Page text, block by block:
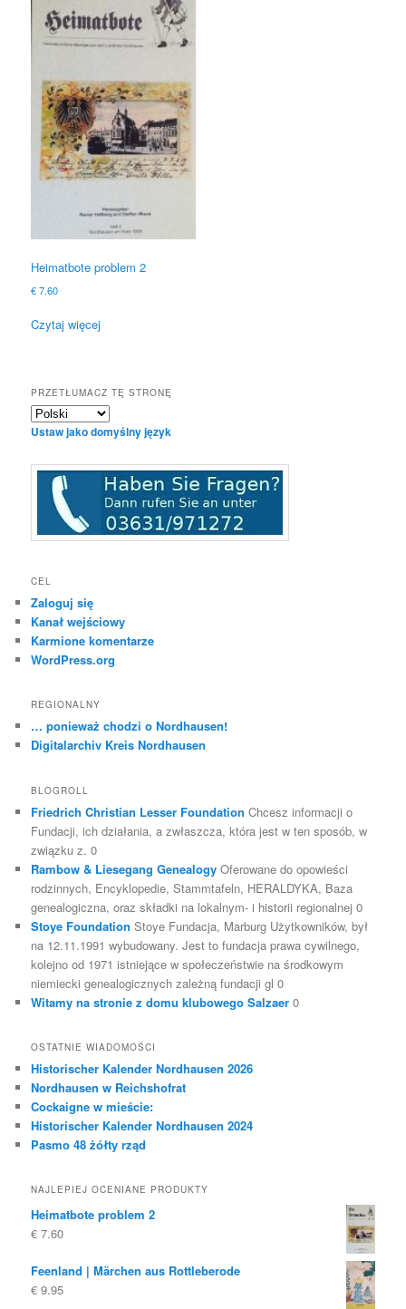
Heimatbote problem 2
€7.60
Czytaj więcej
PRZETŁUMACZ TĘ STRONĘ
Ustaw jako domyślny język
CEL
Zaloguj się
Kanał wejściowy
Karmione komentarze
WordPress.org
REGIONALNY
… ponieważ chodzi o Nordhausen!
Digitalarchiv Kreis Nordhausen
BLOGROLL
Friedrich Christian Lesser Foundation Chcesz informacji o
Fundacji, ich działania, a zwłaszcza, która jest w ten sposób, w
związku z. 0
Rambow & Liesegang Genealogy Oferowane do opowieści
rodzinnych, Encyklopedie, Stammtafeln, HERALDYKA, Baza
genealogiczna, oraz składki na lokalnym- i historii regionalnej 0
Stoye Foundation Stoye Fundacja, Marburg Użytkowników, był
na 12.11.1991 wybudowany. Jest to fundacja prawa cywilnego,
kolejno od 1971 istniejące w społeczeństwie na środkowym
niemiecki genealogicznych zależną fundacji gl 0
Witamy na stronie z domu klubowego Salzaer 0
OSTATNIE WIADOMOŚCI
Historischer Kalender Nordhausen 2026
Nordhausen w Reichshofrat
Cockaigne w mieście:
Historischer Kalender Nordhausen 2024
Pasmo 48 żółty rząd
NAJLEPIEJ OCENIANE PRODUKTY
Heimatbote problem 2
€ 7.60
Feenland | Märchen aus Rottleberode
€ 9.95